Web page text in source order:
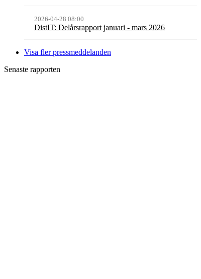
2026-04-28 08:00
DistIT: Delårsrapport januari - mars 2026
Visa fler pressmeddelanden
Senaste rapporten